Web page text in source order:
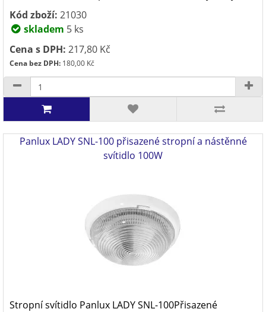
Kód zboží: 21030
skladem 5 ks
Cena s DPH: 217,80 Kč
Cena bez DPH: 180,00 Kč
Panlux LADY SNL-100 přisazené stropní a nástěnné
svítidlo 100W
Stropní svítidlo Panlux LADY SNL-100Přisazené